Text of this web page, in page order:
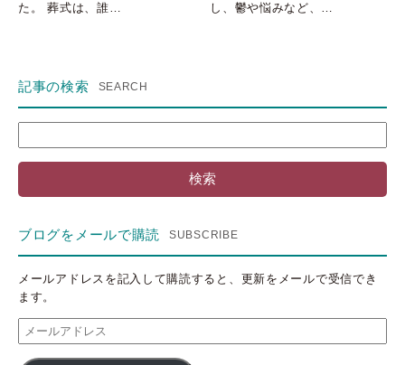
た。 葬式は、誰…
し、鬱や悩みなど、…
記事の検索
索:
ブログをメールで購読
メールアドレスを記入して購読すると、更新をメールで受信でき
ます。
ー
ル